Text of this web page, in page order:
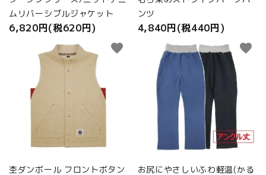
ムリバーシブルジャケット
6,820円(税620円)
ンツ
4,840円(税440円)
杢ダンボール フロントボタン
favorite
お尻にやさしいふわ軽温(かる
favorite